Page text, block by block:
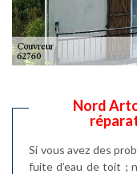
Nord
Si vous avez des
fuite d’eau de toit ;